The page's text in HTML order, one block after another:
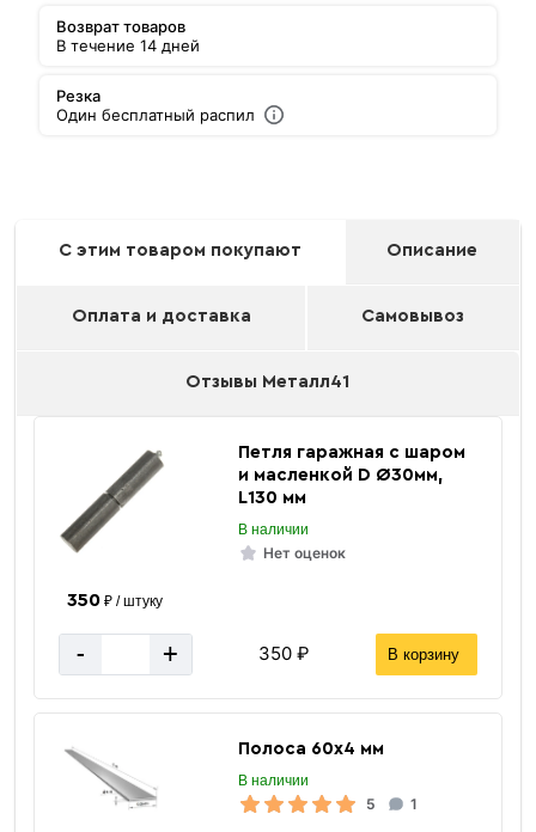
Возврат товаров
В течение 14 дней
Резка
Один бесплатный распил
С этим товаром покупают Описание
Оплата и доставка Самовывоз
Отзывы Металл41
Петля гаражная с шаром
и масленкой D Ø30мм,
L130 мм
В наличии
Нет оценок
350₽ / штуку
- + 350 ₽ В корзину
Полоса 60х4 мм
В наличии
5 1